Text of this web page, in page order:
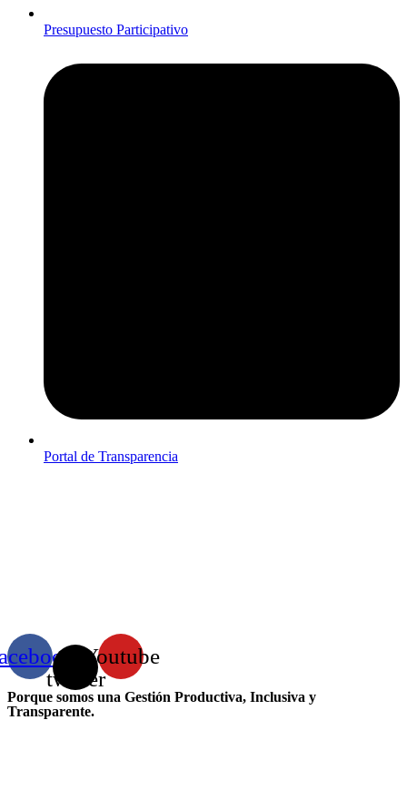
Presupuesto Participativo
Portal de Transparencia
X-
twitter
Youtube
Porque somos una Gestión Productiva, Inclusiva y
Transparente.